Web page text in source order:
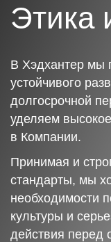
Этика
В Хэдхантер мы
устойчивого
долгосрочной
уделяем
в Компании.
Принимая и
стандарты, мы
необходимости
культуры и
действия перед